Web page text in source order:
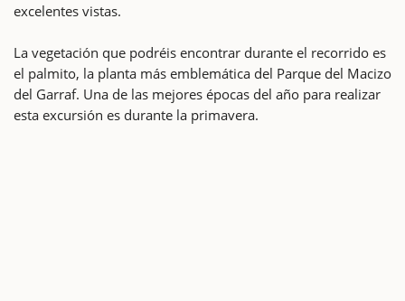
excelentes vistas.
La vegetación que podréis encontrar durante el recorrido es
el palmito, la planta más emblemática del Parque del Macizo
del Garraf. Una de las mejores épocas del año para realizar
esta excursión es durante la primavera.